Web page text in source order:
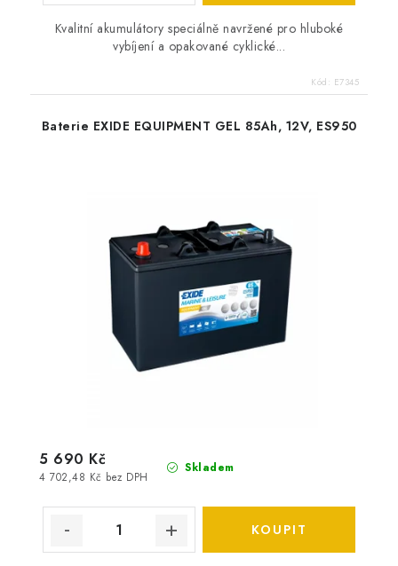
Kvalitní akumulátory speciálně navržené pro hluboké
vybíjení a opakované cyklické...
Kód: E7345
Baterie EXIDE EQUIPMENT GEL 85Ah, 12V, ES950
Skladem
4 702,48 Kč bez DPH
5 690 Kč